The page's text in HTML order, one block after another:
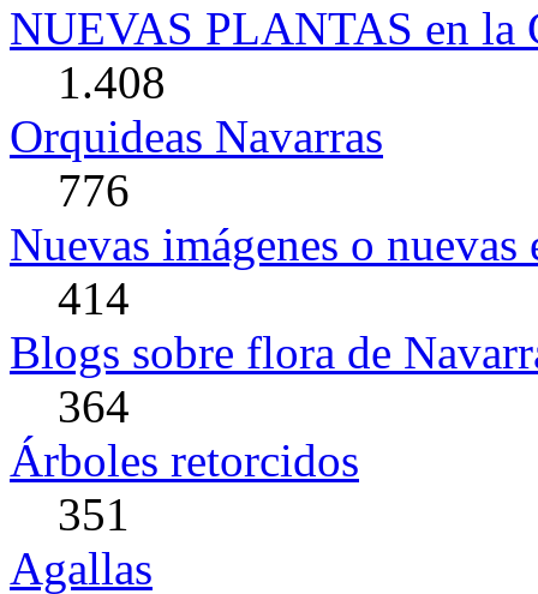
NUEVAS PLANTAS en la
1.408
Orquideas Navarras
776
Nuevas imágenes o
414
Blogs sobre flora de
364
Árboles retorcidos
351
Agallas